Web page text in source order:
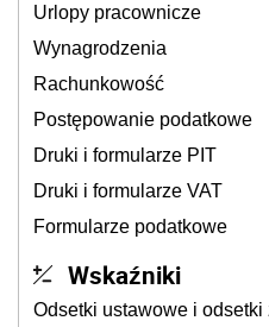
Urlopy pracownicze
Wynagrodzenia
Rachunkowość
Postępowanie podatkowe
Druki i formularze PIT
Druki i formularze VAT
Formularze podatkowe
Wskaźniki
Odsetki ustawowe i